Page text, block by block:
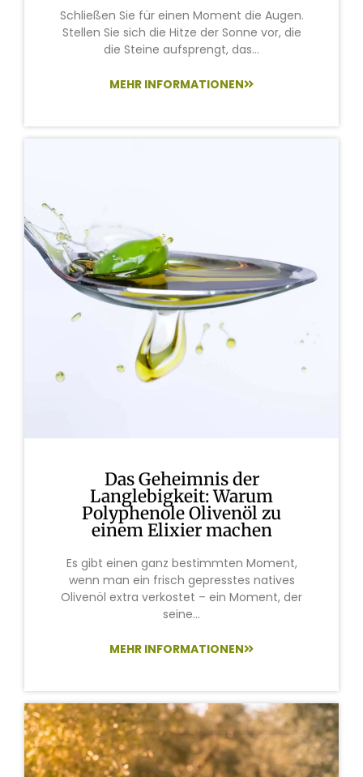
Schließen Sie für einen Moment die Augen.
Stellen Sie sich die Hitze der Sonne vor, die
die Steine aufsprengt, das...
MEHR INFORMATIONEN
Das Geheimnis der
Langlebigkeit: Warum
Polyphenole Olivenöl zu
einem Elixier machen
Es gibt einen ganz bestimmten Moment,
wenn man ein frisch gepresstes natives
Olivenöl extra verkostet – ein Moment, der
seine...
MEHR INFORMATIONEN